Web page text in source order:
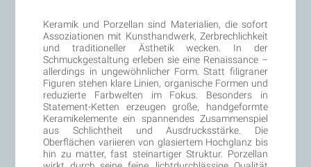
Keramik und Porzellan sind Materialien, die sofort
Assoziationen mit Kunsthandwerk, Zerbrechlichkeit
und traditioneller Ästhetik wecken. In der
Schmuckgestaltung erleben sie eine Renaissance –
allerdings in ungewöhnlicher Form. Statt filigraner
Figuren stehen klare Linien, organische Formen und
reduzierte Farbwelten im Fokus. Besonders in
Statement-Ketten erzeugen große, handgeformte
Keramikelemente ein spannendes Zusammenspiel
aus Schlichtheit und Ausdrucksstärke. Die
Oberflächen variieren von glasiertem Hochglanz bis
hin zu matter, fast steinartiger Struktur. Porzellan